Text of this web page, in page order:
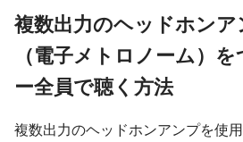
複数出力のヘッドホン
（電子メトロノーム）
ー全員で聴く方法
複数出力のヘッドホンアンプを使